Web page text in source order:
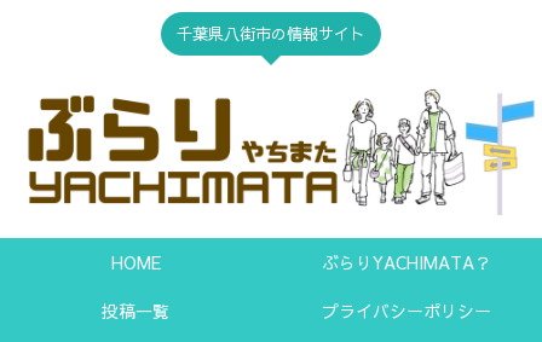
千葉県八街市の情報サイト
HOME
ぶらりYACHIMATA？
投稿一覧
プライバシーポリシー